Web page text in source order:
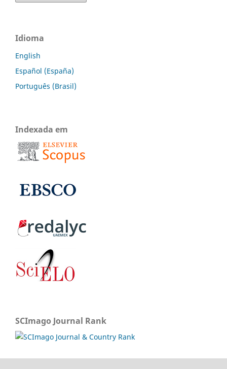
Idioma
English
Español (España)
Português (Brasil)
Indexada em
SCImago Journal Rank